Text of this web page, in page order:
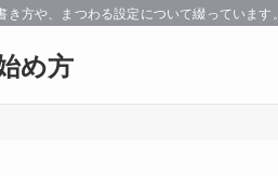
方や、まつわる設定について綴っています。
め方